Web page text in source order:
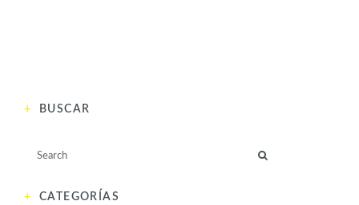
BUSCAR
CATEGORÍAS